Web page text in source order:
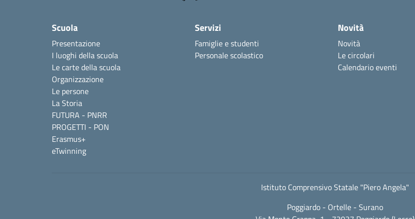
Scuola
Presentazione
I luoghi della scuola
Le carte della scuola
Organizzazione
Le persone
La Storia
FUTURA - PNRR
PROGETTI - PON
Erasmus+
eTwinning
Servizi
Famiglie e studenti
Personale scolastico
Novità
Novità
Le circolari
Calendario eventi
Istituto Comprensivo Statale "Piero Angela"
Poggiardo - Ortelle - Surano